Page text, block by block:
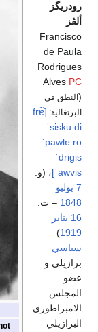
رودريگز
ألڤز
Francisco
de Paula
Rodrigues
Alves PC
(النطق في
البرتغالية:
[frɐ̃
ˈsisku di
ˈpawlɐ ro
ˈdriɡis
ˈawvis] ، (و.
7 يوليو
1848 – ت.
16 يناير
1919
)
سياسي
برازيلي و
عضو
المجلس
الامبراطوري
البرازيلي